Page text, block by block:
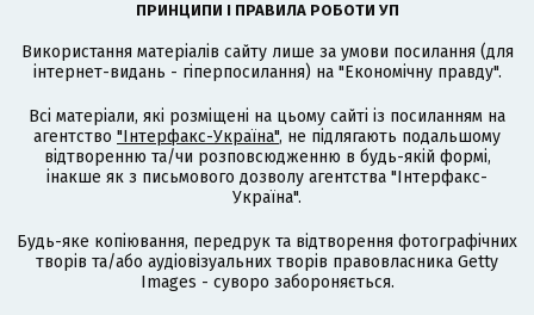
ПРИНЦИПИ І ПРАВИЛА РОБОТИ УП
Використання матеріалів сайту лише за умови посилання (для
інтернет-видань - гіперпосилання) на "Економічну правду".
Всі матеріали, які розміщені на цьому сайті із посиланням на
агентство "Інтерфакс-Україна", не підлягають подальшому
відтворенню та/чи розповсюдженню в будь-якій формі,
інакше як з письмового дозволу агентства "Інтерфакс-
Україна".
Будь-яке копіювання, передрук та відтворення фотографічних
творів та/або аудіовізуальних творів правовласника Getty
Images - суворо забороняється.